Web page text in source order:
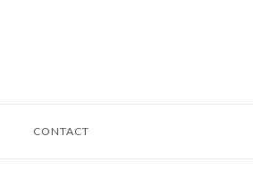
CONTACT